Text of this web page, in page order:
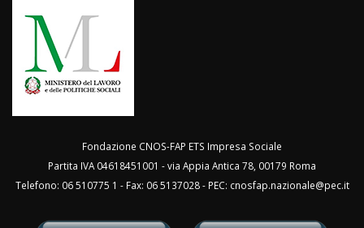
Fondazione CNOS-FAP ETS Impresa Sociale
Partita IVA 04618451001 - via Appia Antica 78, 00179 Roma
Telefono: 06 510775 1 - Fax: 06 5137028 - PEC: cnosfap.nazionale@pec.it